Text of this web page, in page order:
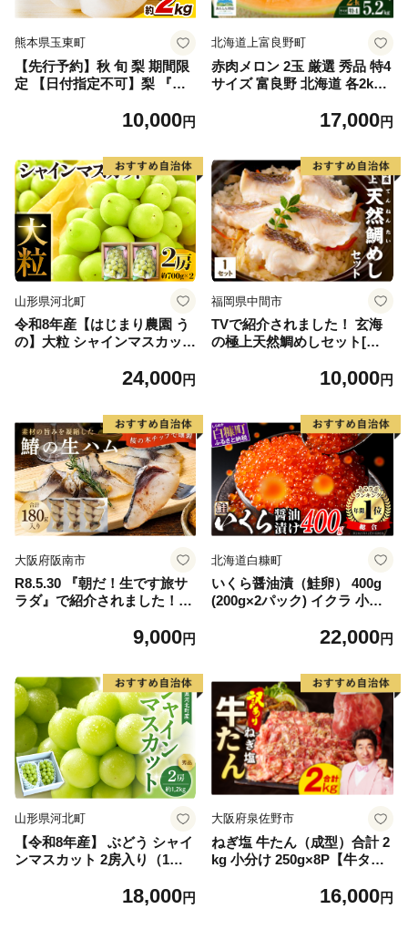
熊本県玉東町
【先行予約】秋 旬 梨 期間限
定 【日付指定不可】梨 『松
ぷり 約2kg 5-7玉前後 《7月
田農園』なし 果物 スイーツ
フルーツ デザート スムージ
ー SDG`s
10,000円
北海道上富良野町
赤肉メロン 2玉 厳選 秀品 特4
サイズ 富良野 北海道 各2kg
富良野 メロン めろん 果物 く
17,000円
山形県河北町
令和8年産【はじまり農園 う
の】大粒 シャインマスカット
河北町産 【河北町観光物産協
24,000円
福岡県中間市
TVで紹介されました！ 玄海
の極上天然鯛めしセット[鯛
だし]【010-0001】10,000円
大阪府阪南市
R8.5.30 『朝だ！生です旅サ
ラダ』で紹介されました！朝
生ハム ×3パック（1パックあ
9,000円
北海道白糠町
いくら醤油漬（鮭卵） 400g
(200g×2パック) イクラ 小分
くら醤油漬け 鮭 鮭卵 ikura
大好評品 北海道 白糠町
22,000円
山形県河北町
【令和8年産】 ぶどう シャイ
ンマスカット 2房入り（1房6
産【山形eLab】 ka074-023-r
18,000円
大阪府泉佐野市
ねぎ塩 牛たん（成型）合計 2
kg 小分け 250g×8P【牛タン
16,000円